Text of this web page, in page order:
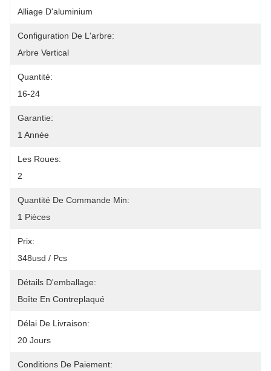
Alliage D'aluminium
Configuration De L'arbre:
Arbre Vertical
Quantité:
16-24
Garantie:
1 Année
Les Roues:
2
Quantité De Commande Min:
1 Pièces
Prix:
348usd / Pcs
Détails D'emballage:
Boîte En Contreplaqué
Délai De Livraison:
20 Jours
Conditions De Paiement: